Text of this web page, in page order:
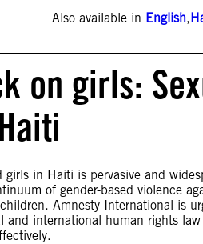
Also available in English,
on girls:
in Haiti is pervasive and
of gender-based violence
Amnesty International is
international human rights